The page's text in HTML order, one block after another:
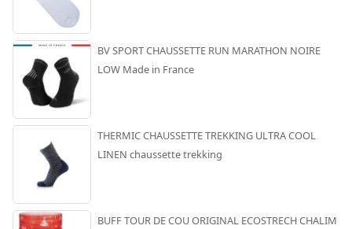
BV SPORT CHAUSSETTE RUN MARATHON NOIRE
LOW Made in France
THERMIC CHAUSSETTE TREKKING ULTRA COOL
LINEN chaussette trekking
BUFF TOUR DE COU ORIGINAL ECOSTRECH CHALIM